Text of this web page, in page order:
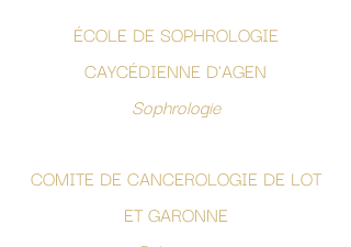
ÉCOLE DE SOPHROLOGIE
CAYCÉDIENNE D'AGEN
Sophrologie
COMITE DE CANCEROLOGIE DE LOT
ET GARONNE